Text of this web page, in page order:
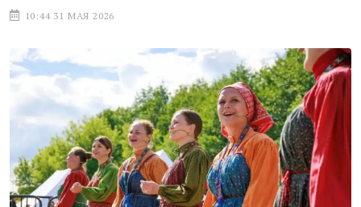
10:44 31 МАЯ 2026